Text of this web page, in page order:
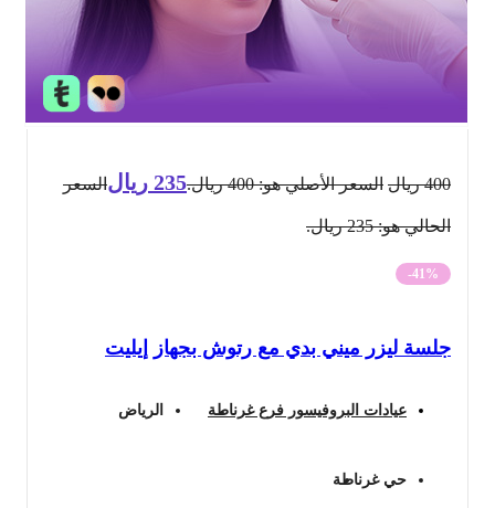
ريال السعر الأصلي هو: 400 ريال. 235 ريالالسعر
الحالي هو: 235 ريال.
-41%
جلسة ليزر ميني بدي مع رتوش بجهاز إيليت
عيادات البروفيسور فرع غرناطة الرياض
حي غرناطة